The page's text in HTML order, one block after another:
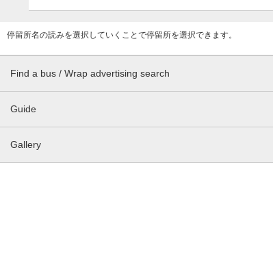
停留所名の読みを選択していくことで停留所を選択できます。
Find a bus / Wrap advertising search
Guide
Gallery